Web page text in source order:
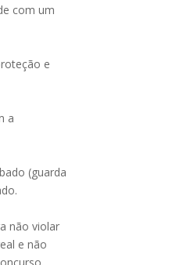
com um
e
a
(guarda
não violar
e não